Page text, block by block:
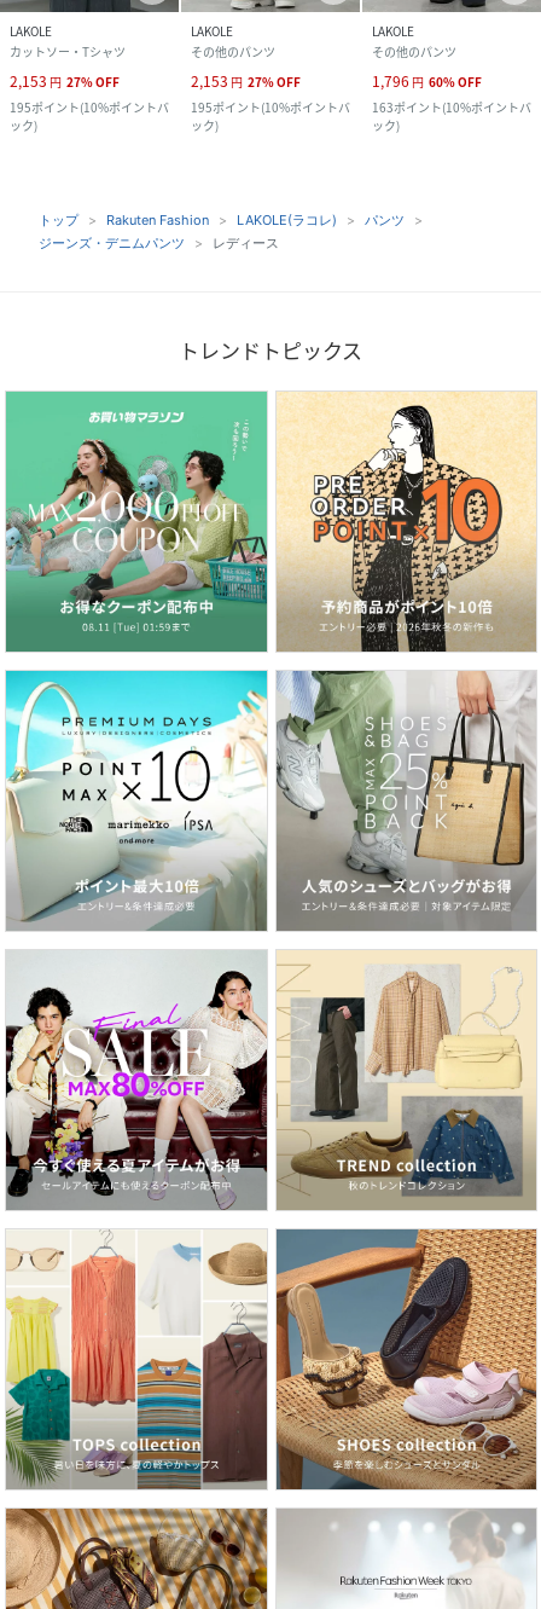
LAKOLE
カットソー・Tシャツ
2,153 円 27%OFF
195ポイント(10%ポイントバ
ック)
LAKOLE
その他のパンツ
2,153 円 27%OFF
195ポイント(10%ポイントバ
ック)
LAKOLE
その他のパンツ
1,796 円 60%OFF
163ポイント(10%ポイントバ
ック)
トップ Rakuten Fashion LAKOLE(ラコレ)
パンツ
ジーンズ・デニムパンツ
レディース
トレンドトピックス